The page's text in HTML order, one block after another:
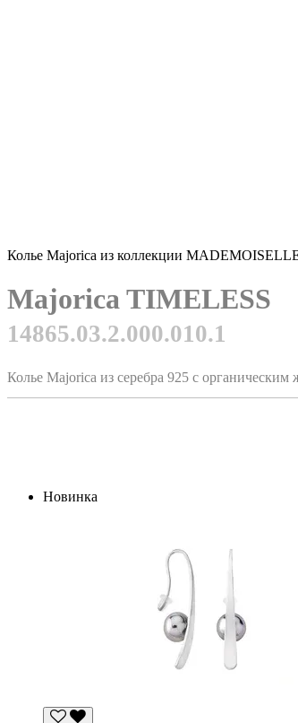
Колье Majorica из коллекции
Majorica TIMELESS
14865.03.2.000.010.1
Колье Majorica из серебра 925 с
Новинка